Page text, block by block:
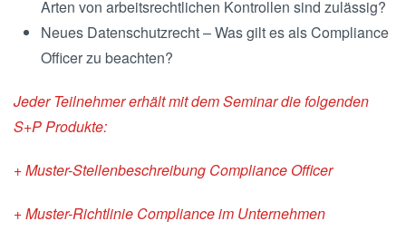
Arten von arbeitsrechtlichen Kontrollen sind zulässig?
Neues Datenschutzrecht – Was gilt es als Compliance
Officer zu beachten?
Jeder Teilnehmer erhält mit dem Seminar die folgenden
S+P Produkte:
+ Muster-Stellenbeschreibung Compliance Officer
+ Muster-Richtlinie Compliance im Unternehmen